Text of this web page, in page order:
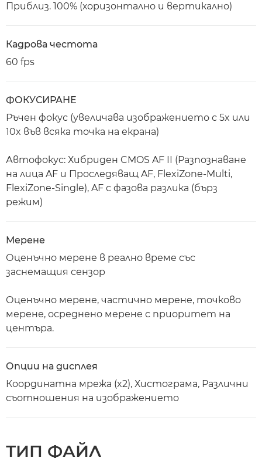
Приблиз. 100% (хоризонтално и вертикално)
Кадрова честота
60 fps
ФОКУСИРАНЕ
Ръчен фокус (увеличава изображението с 5x или
10x във всяка точка на екрана)
Автофокус: Хибриден CMOS AF II (Разпознаване
на лица AF и Проследяващ AF, FlexiZone-Multi,
FlexiZone-Single), AF с фазова разлика (бърз
режим)
Мерене
Оценъчно мерене в реално време със
заснемащия сензор
Оценъчно мерене, частично мерене, точково
мерене, осреднено мерене с приоритет на
центъра.
Опции на дисплея
Координатна мрежа (x2), Хистограма, Различни
съотношения на изображението
ТИП ФАЙЛ